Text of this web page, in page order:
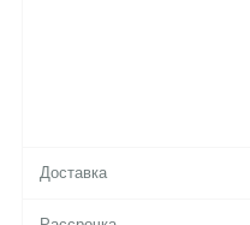
Доставка